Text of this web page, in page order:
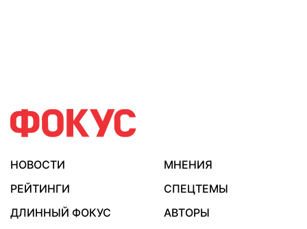
НОВОСТИ
МНЕНИЯ
РЕЙТИНГИ
СПЕЦТЕМЫ
ДЛИННЫЙ ФОКУС
АВТОРЫ